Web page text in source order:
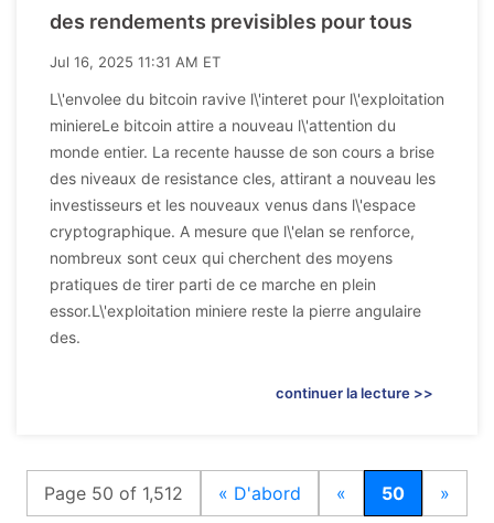
des rendements previsibles pour tous
Jul 16, 2025 11:31 AM ET
L\'envolee du bitcoin ravive l\'interet pour l\'exploitation
miniereLe bitcoin attire a nouveau l\'attention du
monde entier. La recente hausse de son cours a brise
des niveaux de resistance cles, attirant a nouveau les
investisseurs et les nouveaux venus dans l\'espace
cryptographique. A mesure que l\'elan se renforce,
nombreux sont ceux qui cherchent des moyens
pratiques de tirer parti de ce marche en plein
essor.L\'exploitation miniere reste la pierre angulaire
des.
continuer la lecture >>
Page 50 of 1,512 « D'abord « 50 »